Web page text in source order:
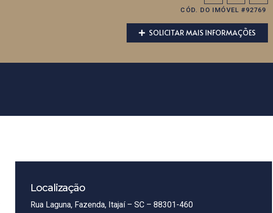
CÓD. DO IMÓVEL #92769
SOLICITAR MAIS INFORMAÇÕES
Localização
Rua Laguna, Fazenda, Itajaí – SC – 88301-460